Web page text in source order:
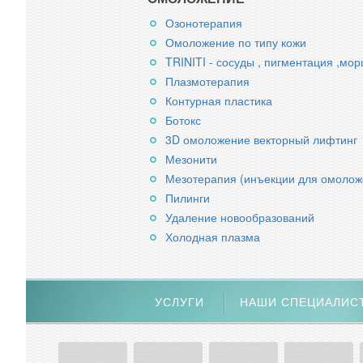
Озонотерапия
Омоложение по типу кожи
TRINITI - сосуды , пигментация
Плазмотерапия
Контурная пластика
Ботокс
3D омоложение векторный лифтинг
Мезонити
Мезотерапия (инъекции для
Пилинги
Удаление новообразований
Холодная плазма
УСЛУГИ НАШИ